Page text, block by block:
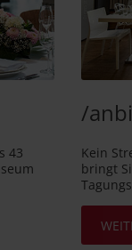
43
/
Kein
bringt